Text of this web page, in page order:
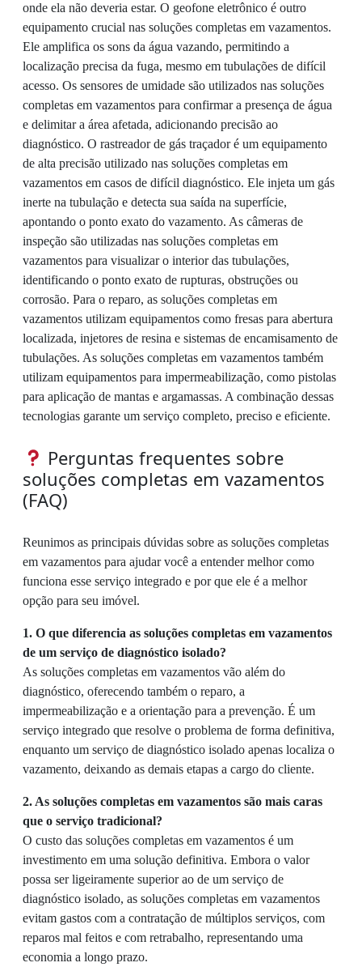
onde ela não deveria estar. O geofone eletrônico é outro
equipamento crucial nas soluções completas em vazamentos.
Ele amplifica os sons da água vazando, permitindo a
localização precisa da fuga, mesmo em tubulações de difícil
acesso. Os sensores de umidade são utilizados nas soluções
completas em vazamentos para confirmar a presença de água
e delimitar a área afetada, adicionando precisão ao
diagnóstico. O rastreador de gás traçador é um equipamento
de alta precisão utilizado nas soluções completas em
vazamentos em casos de difícil diagnóstico. Ele injeta um gás
inerte na tubulação e detecta sua saída na superfície,
apontando o ponto exato do vazamento. As câmeras de
inspeção são utilizadas nas soluções completas em
vazamentos para visualizar o interior das tubulações,
identificando o ponto exato de rupturas, obstruções ou
corrosão. Para o reparo, as soluções completas em
vazamentos utilizam equipamentos como fresas para abertura
localizada, injetores de resina e sistemas de encamisamento de
tubulações. As soluções completas em vazamentos também
utilizam equipamentos para impermeabilização, como pistolas
para aplicação de mantas e argamassas. A combinação dessas
tecnologias garante um serviço completo, preciso e eficiente.
Perguntas frequentes sobre
soluções completas em vazamentos
(FAQ)
Reunimos as principais dúvidas sobre as soluções completas
em vazamentos para ajudar você a entender melhor como
funciona esse serviço integrado e por que ele é a melhor
opção para seu imóvel.
1. O que diferencia as soluções completas em vazamentos
de um serviço de diagnóstico isolado?
As soluções completas em vazamentos vão além do
diagnóstico, oferecendo também o reparo, a
impermeabilização e a orientação para a prevenção. É um
serviço integrado que resolve o problema de forma definitiva,
enquanto um serviço de diagnóstico isolado apenas localiza o
vazamento, deixando as demais etapas a cargo do cliente.
2. As soluções completas em vazamentos são mais caras
que o serviço tradicional?
O custo das soluções completas em vazamentos é um
investimento em uma solução definitiva. Embora o valor
possa ser ligeiramente superior ao de um serviço de
diagnóstico isolado, as soluções completas em vazamentos
evitam gastos com a contratação de múltiplos serviços, com
reparos mal feitos e com retrabalho, representando uma
economia a longo prazo.